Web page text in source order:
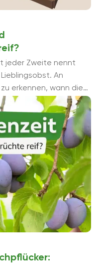
jeder Zweite nennt
An
erkennen, wann die
werden ...